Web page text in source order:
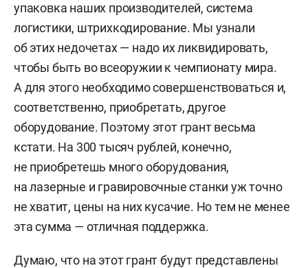
упаковка наших производителей, система
логистики, штрихкодирование. Мы узнали
об этих недочетах — надо их ликвидировать,
чтобы быть во всеоружии к чемпионату мира.
А для этого необходимо совершенствоваться и,
соответственно, приобретать, другое
оборудование. Поэтому этот грант весьма
кстати. На 300 тысяч рублей, конечно,
не приобретешь много оборудования,
на лазерные и гравировочные станки уж точно
не хватит, цены на них кусачие. Но тем не менее
эта сумма — отличная поддержка.
Думаю, что на этот грант будут представлены